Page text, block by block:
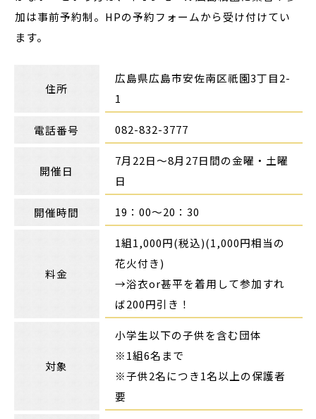
加は事前予約制。HPの予約フォームから受け付けてい
ます。
住所
広島県広島市安佐南区祇園3丁目2-
1
電話番号 082-832-3777
開催日
7月22日～8月27日間の金曜・土曜
日
開催時間 19：00～20：30
料金
1組1,000円(税込)(1,000円相当の
花火付き)
→浴衣or甚平を着用して参加すれ
ば200円引き！
対象
小学生以下の子供を含む団体
※1組6名まで
※子供2名につき1名以上の保護者
要